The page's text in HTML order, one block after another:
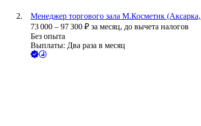
Менеджер торгового зала М.Косметик
73 000 – 97 300 ₽ за месяц, до вычета налогов
Без опыта
Выплаты: Два раза в месяц